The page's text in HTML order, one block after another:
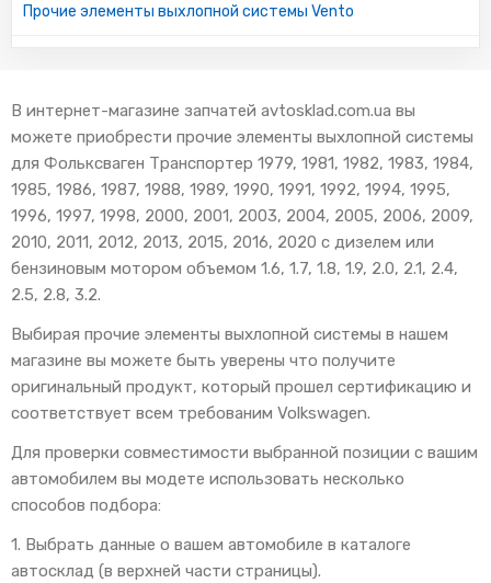
Прочие элементы выхлопной системы Vento
В интернет-магазине запчатей avtosklad.com.ua вы
можете приобрести прочие элементы выхлопной системы
для Фольксваген Транспортер 1979, 1981, 1982, 1983, 1984,
1985, 1986, 1987, 1988, 1989, 1990, 1991, 1992, 1994, 1995,
1996, 1997, 1998, 2000, 2001, 2003, 2004, 2005, 2006, 2009,
2010, 2011, 2012, 2013, 2015, 2016, 2020 с дизелем или
бензиновым мотором объемом 1.6, 1.7, 1.8, 1.9, 2.0, 2.1, 2.4,
2.5, 2.8, 3.2.
Выбирая прочие элементы выхлопной системы в нашем
магазине вы можете быть уверены что получите
оригинальный продукт, который прошел сертификацию и
соответствует всем требованим Volkswagen.
Для проверки совместимости выбранной позиции с вашим
автомобилем вы модете использовать несколько
способов подбора:
1. Выбрать данные о вашем автомобиле в каталоге
автосклад (в верхней части страницы).